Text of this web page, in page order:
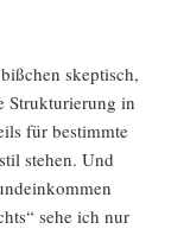
skep­tisch,
Struk­tu­rie­rung in
für bestimm­te
ste­hen. Und
sehe ich nur